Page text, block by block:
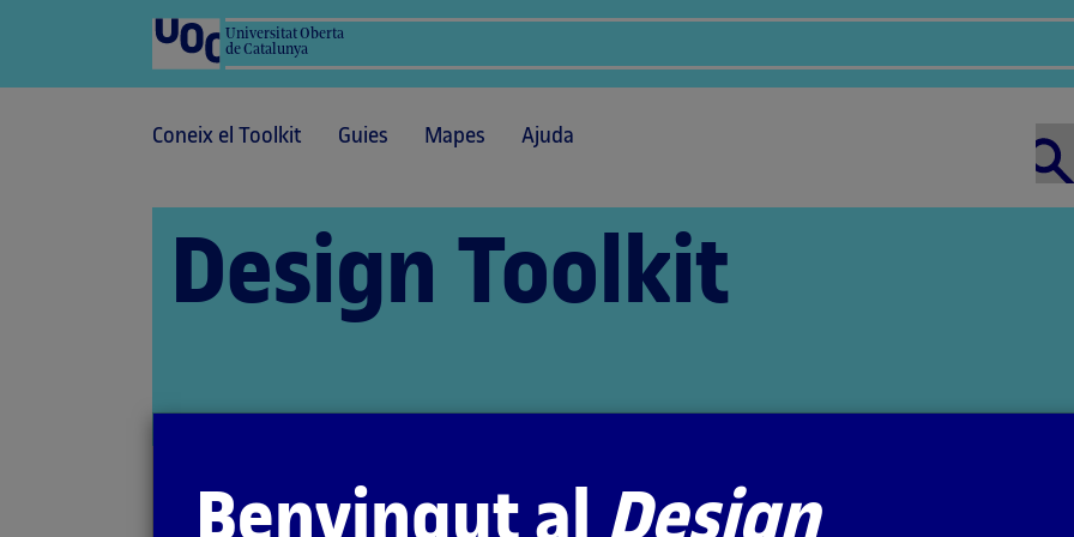
Universitat Oberta
de Catalunya
Coneix el Toolkit Guies Mapes Ajuda
Design Toolkit
Mirades
Benvingut al Design